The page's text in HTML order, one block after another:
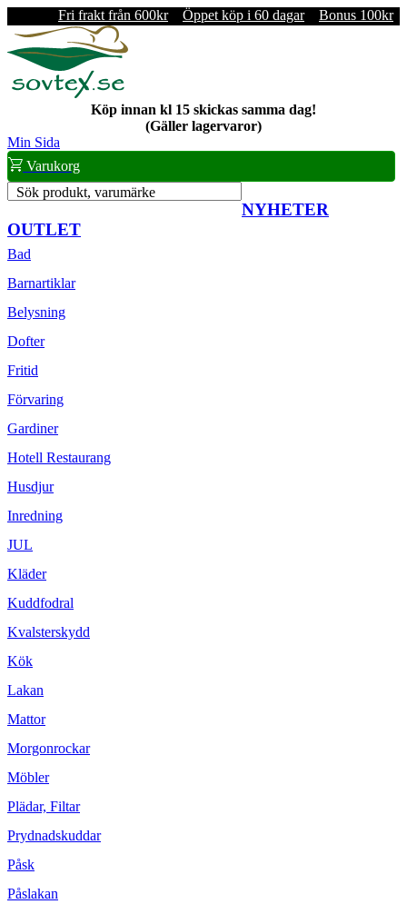
Fri frakt från 600kr Öppet köp i 60 dagar Bonus 100kr
Köp innan kl 15 skickas samma dag!
(Gäller lagervaror)
Min Sida
Varukorg
Sök produkt, varumärke
NYHETER
OUTLET
Bad
Barnartiklar
Belysning
Dofter
Fritid
Förvaring
Gardiner
Hotell Restaurang
Husdjur
Inredning
JUL
Kläder
Kuddfodral
Kvalsterskydd
Kök
Lakan
Mattor
Morgonrockar
Möbler
Plädar, Filtar
Prydnadskuddar
Påsk
Påslakan